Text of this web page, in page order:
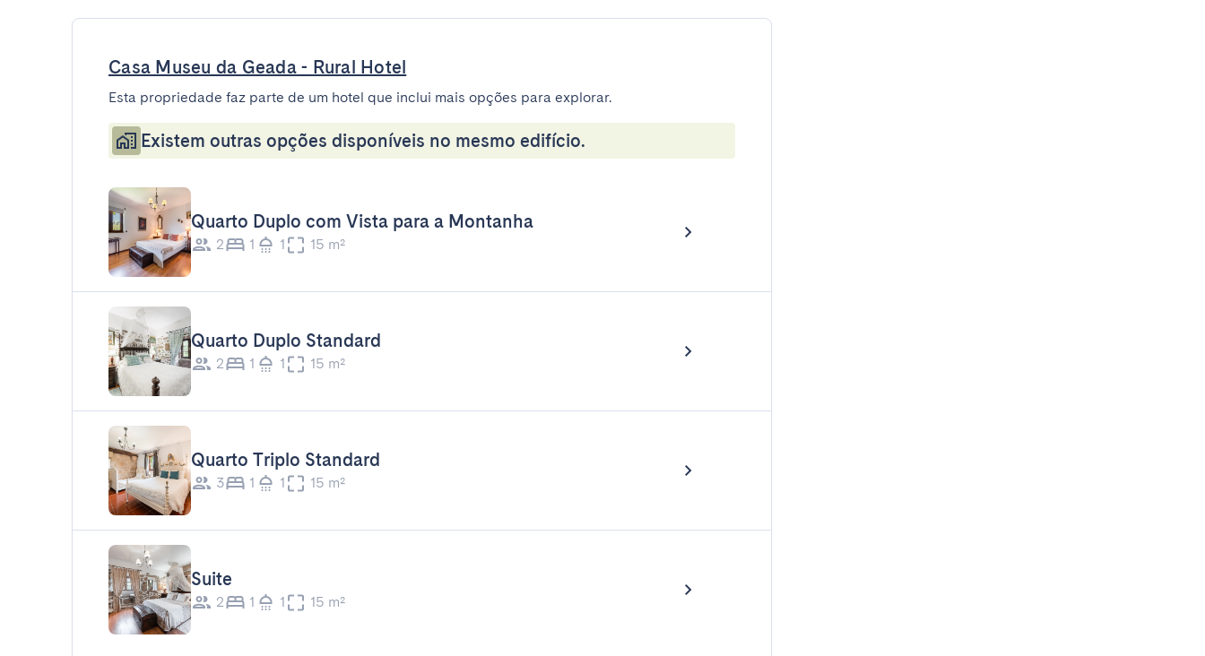
Casa Museu da Geada - Rural Hotel
Esta propriedade faz parte de um hotel que inclui mais opções para explorar.
Existem outras opções disponíveis no mesmo edifício.
Quarto Duplo com Vista para a Montanha
2 1 1 15 m²
Quarto Duplo Standard
2 1 1 15 m²
Quarto Triplo Standard
3 1 1 15 m²
Suite
2 1 1 15 m²